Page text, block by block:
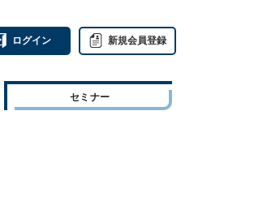
ログイン 新規会員登録
セミナー